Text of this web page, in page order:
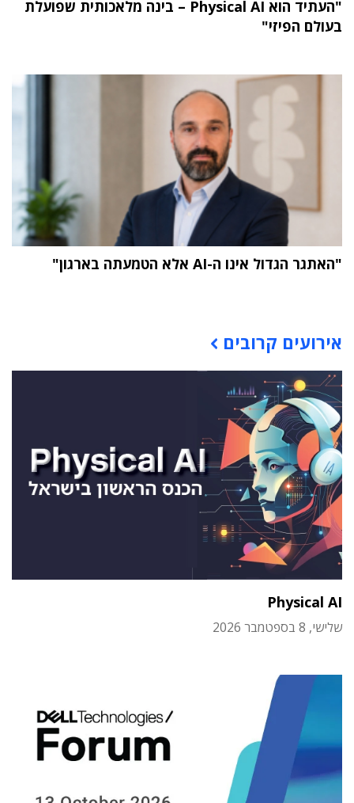
"העתיד הוא Physical AI – בינה מלאכותית שפועלת
בעולם הפיזי"
"האתגר הגדול אינו ה-AI אלא הטמעתה בארגון"
אירועים קרובים
Physical AI
שלישי, 8 בספטמבר 2026